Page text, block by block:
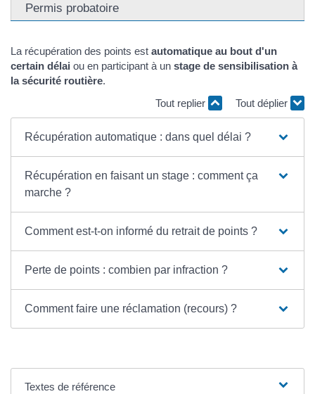
Permis probatoire
La récupération des points est automatique au bout d'un
certain délai ou en participant à un stage de sensibilisation à
la sécurité routière.
Tout replier
Tout déplier
Récupération automatique : dans quel délai ?
Récupération en faisant un stage : comment ça
marche ?
Comment est-t-on informé du retrait de points ?
Perte de points : combien par infraction ?
Comment faire une réclamation (recours) ?
Textes de référence